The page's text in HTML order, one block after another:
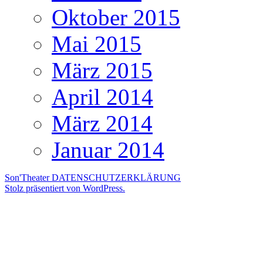
Oktober 2015
Mai 2015
März 2015
April 2014
März 2014
Januar 2014
Son'TheaterDATENSCHUTZERKLÄRUNG
Stolz präsentiert von WordPress.